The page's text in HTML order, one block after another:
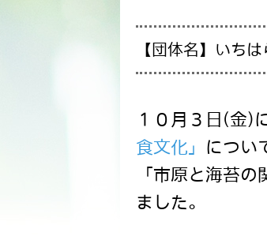
【団体名】いち
１０月３日(金)
食文化」 につい
「市原と海苔
ました。